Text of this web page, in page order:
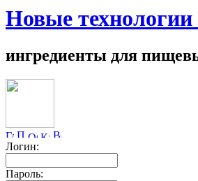
Новые
ингредиенты для
Логин:
Пароль: